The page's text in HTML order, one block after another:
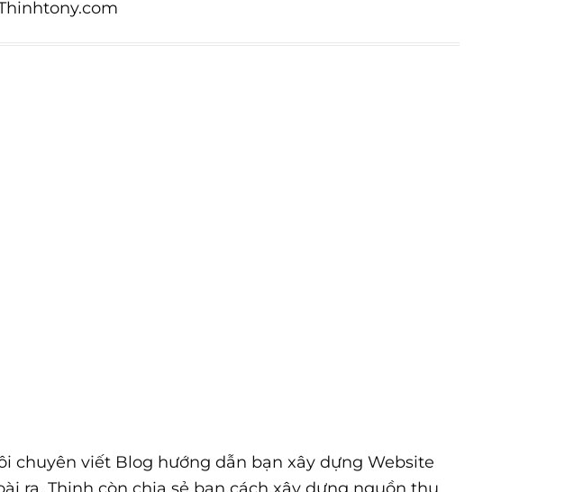
chuyên viết Blog hướng dẫn bạn xây dựng Website
ra, Thịnh còn chia sẻ bạn cách xây dựng nguồn thu